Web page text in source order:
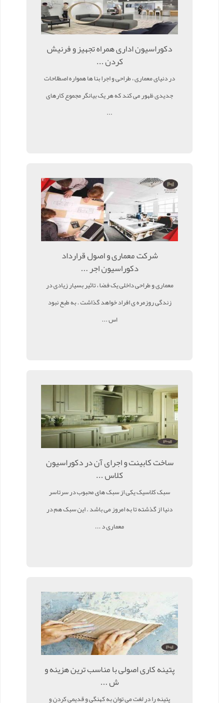
دکوراسیون اداری همراه تجهیز و فرنیش
کردن ...
در دنیای معماری ، طراحی و اجرا بنا ها همواره اصطلاحات
جدیدی ظهور می کند که هر یک بیانگر مجموع کارهای
...
شرکت معماری و اصول قرارداد
دکوراسیون اجر ...
معماری و طراحی داخلی یک فضا ، تاثیر بسیار زیادی در
زندگی روزمره ی افراد خواهد گذاشت . به طبع نبود
اس ...
ساخت کابینت و اجرای آن در دکوراسیون
کلاس ...
سبک کلاسیک یکی از سبک های محبوب در سرتاسر
دنیا از گذشته تا به امروز می باشد . این سبک هم در
معماری د ...
پتینه کاری اصولی با مناسب ترین هزینه و
ش ...
پتینه را در لغت می توان به کهنگی و قدیمی کردن و